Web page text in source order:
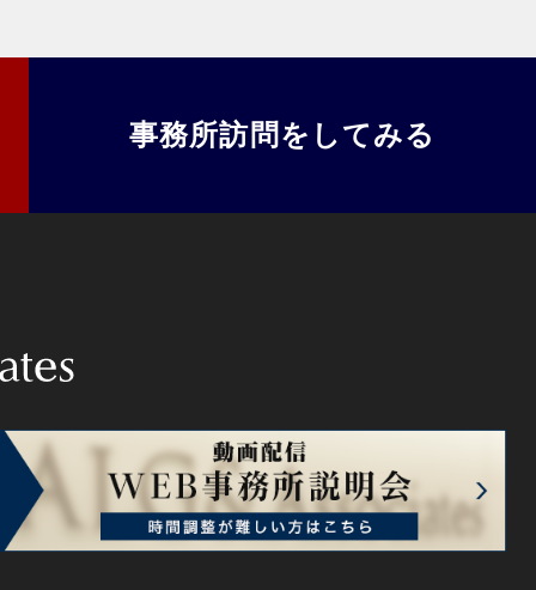
事務所訪問をしてみる